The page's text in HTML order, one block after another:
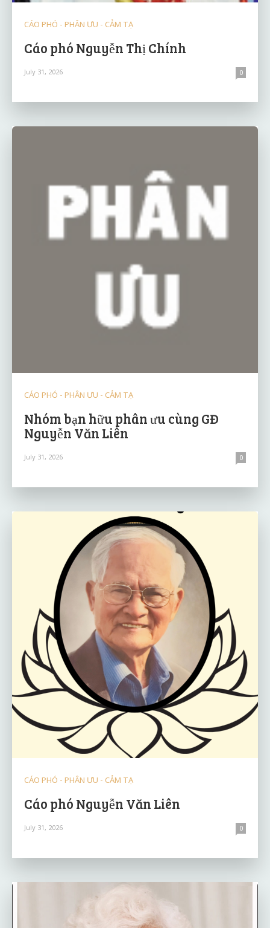
CÁO PHÓ - PHÂN ƯU - CẢM TẠ
Cáo phó Nguyễn Thị Chính
July 31, 2026 0
CÁO PHÓ - PHÂN ƯU - CẢM TẠ
Nhóm bạn hữu phân ưu cùng GĐ
Nguyễn Văn Liên
July 31, 2026 0
CÁO PHÓ - PHÂN ƯU - CẢM TẠ
Cáo phó Nguyễn Văn Liên
July 31, 2026 0